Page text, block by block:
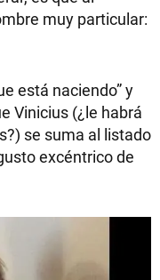
muy particular:
está naciendo” y
Vinicius (¿le habrá
se suma al listado
excéntrico de